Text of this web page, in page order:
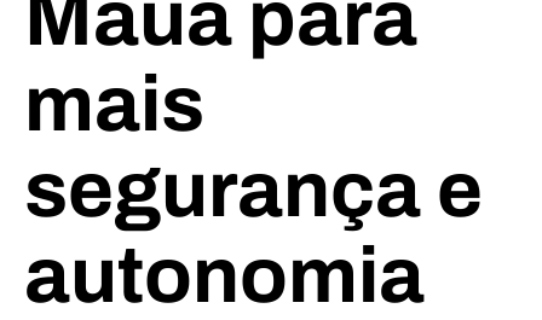
Mauá para
mais
segurança e
autonomia